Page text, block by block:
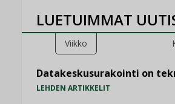
LUETUIMMAT
Viikko
Datakeskusurakointi on
LEHDEN ARTIKKELIT